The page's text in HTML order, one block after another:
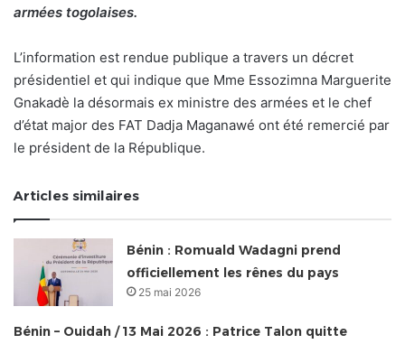
armées togolaises.
L’information est rendue publique a travers un décret
présidentiel et qui indique que Mme Essozimna Marguerite
Gnakadè la désormais ex ministre des armées et le chef
d’état major des FAT Dadja Maganawé ont été remercié par
le président de la République.
Articles similaires
Bénin : Romuald Wadagni prend
officiellement les rênes du pays
25 mai 2026
Bénin – Ouidah / 13 Mai 2026 : Patrice Talon quitte